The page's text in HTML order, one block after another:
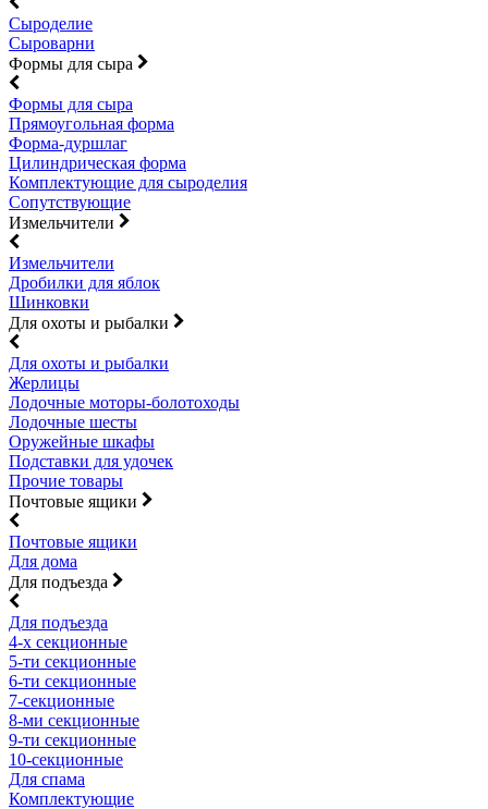
Сыроделие
Сыроварни
Формы для сыра
Формы для сыра
Прямоугольная форма
Форма-дуршлаг
Цилиндрическая форма
Комплектующие для сыроделия
Сопутствующие
Измельчители
Измельчители
Дробилки для яблок
Шинковки
Для охоты и рыбалки
Для охоты и рыбалки
Жерлицы
Лодочные моторы-болотоходы
Лодочные шесты
Оружейные шкафы
Подставки для удочек
Прочие товары
Почтовые ящики
Почтовые ящики
Для дома
Для подъезда
Для подъезда
4-х секционные
5-ти секционные
6-ти секционные
7-секционные
8-ми секционные
9-ти секционные
10-секционные
Для спама
Комплектующие